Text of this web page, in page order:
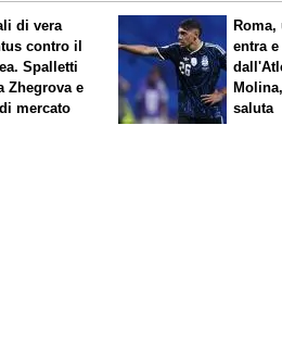
di vera
contro il
Spalletti
Zhegrova e
mercato
entra
saluta